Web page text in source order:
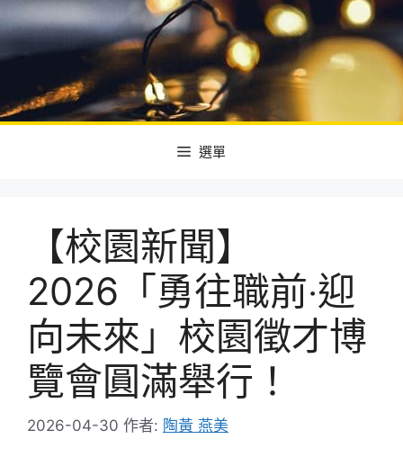
選單
【校園新聞】
2026「勇往職前‧迎
向未來」校園徵才博
覽會圓滿舉行！
2026-04-30 作者: 陶黃 燕美